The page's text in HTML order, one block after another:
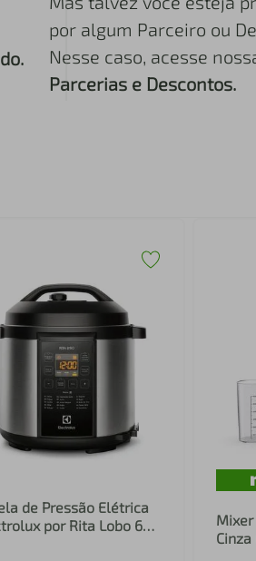
por algum Parceiro ou
Nesse caso, acesse
Parcerias e Descontos.
de Pressão Elétrica
por Rita Lobo 6L
Mixer